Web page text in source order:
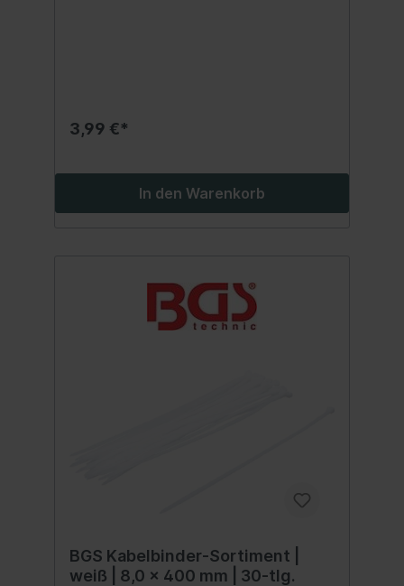
3,99 €*
In den Warenkorb
BGS Kabelbinder-Sortiment |
weiß | 8,0 x 400 mm | 30-tlg.